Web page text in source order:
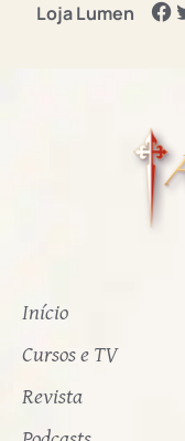
Loja Lumen
Início
Cursos e TV
Revista